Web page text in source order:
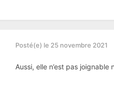
Posté(e) le 25 novembre 2021
Aussi, elle n’est pas